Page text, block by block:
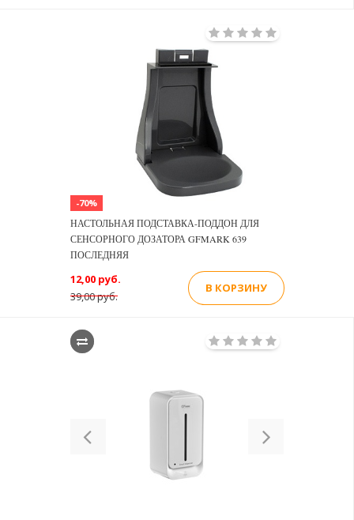
-70%
НАСТОЛЬНАЯ ПОДСТАВКА-ПОДДОН ДЛЯ
СЕНСОРНОГО ДОЗАТОРА GFMARK 639
ПОСЛЕДНЯЯ
39,00 руб.
12,00 руб.
В КОРЗИНУ
Previous